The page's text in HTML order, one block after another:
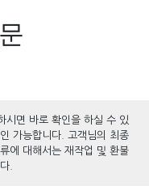
시면 바로 확인을 하실 수 있
가능합니다. 고객님의 최종
에 대해서는 재작업 및 환불
.